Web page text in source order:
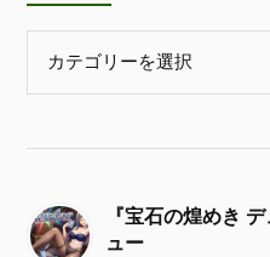
『宝石の煌めき
ュー